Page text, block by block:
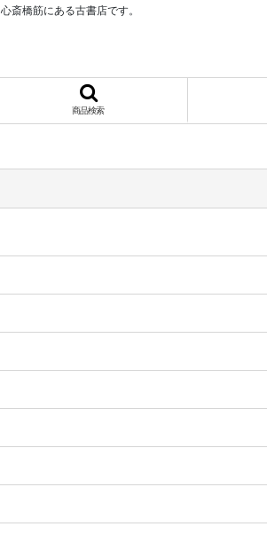
斎橋筋にある古書店です。
商品検索